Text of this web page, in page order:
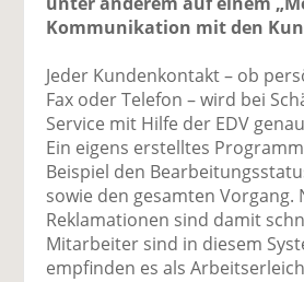
Kommunikation mit den
Jeder Kundenkontakt – ob
Fax oder Telefon – wird bei
Service mit Hilfe der EDV
Ein eigens erstelltes
Beispiel den
sowie den gesamten Vorgang.
Reklamationen sind damit
Mitarbeiter sind in diesem
empfinden es als